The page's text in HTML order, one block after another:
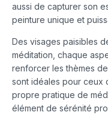
aussi de capturer son
peinture unique et
Des visages paisibles
méditation, chaque
renforcer les thèmes
sont idéales pour ceux
propre pratique de
élément de sérénité